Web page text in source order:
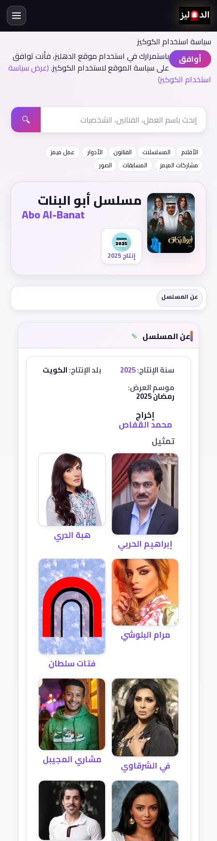
سياسة اسنخدام الكوكيز
أوافق
باستمرارك في استخدام موقع الدهليز، فأنت توافق
على سياسة الموقع لاستخدام الكوكيز.(عرض سياسة
استخدام الكوكيز)
🔍
الأفلام المسلسلات الفنانون الأدوار
عمل ميمز
مشاركات الميمز
المسابقات الصور
مسلسل أبو البنات
Abo Al-Banat
إنتاج 2025
عن المسلسل
عن المسلسل
سنة الإنتاج:2025 بلد الإنتاج:الكويت
موسم العرض:
رمضان 2025
إخراج
محمد القفاص
تمثيل
إبراهيم الحربي
هبة الدري
مرام البلوشي
فتات سلطان
في الشرقاوي مشاري المجيبل